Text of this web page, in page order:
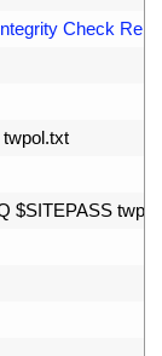
Check
twpol.txt
$SITEPASS twpol